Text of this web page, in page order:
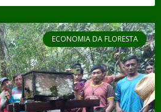
ECONOMIA DA FLORESTA